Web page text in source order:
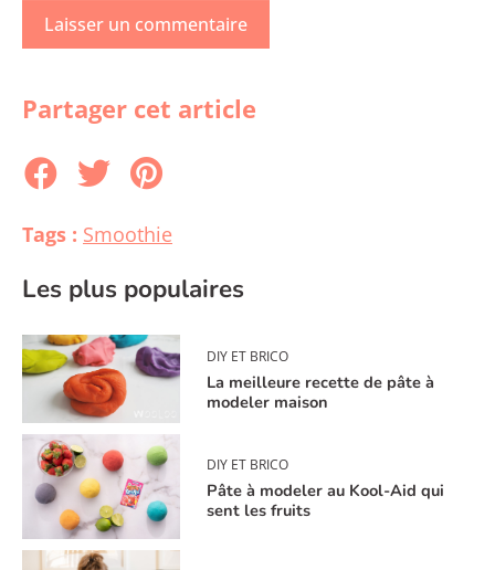
Partager cet article
Tags : Smoothie
Les plus populaires
DIY ET BRICO
La meilleure recette de pâte à
modeler maison
DIY ET BRICO
Pâte à modeler au Kool-Aid qui
sent les fruits